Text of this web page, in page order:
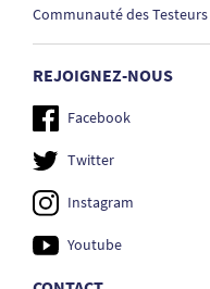
Communauté des Testeurs
REJOIGNEZ-NOUS
Facebook
Twitter
Instagram
Youtube